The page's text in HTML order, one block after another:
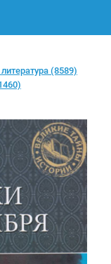
(8589)